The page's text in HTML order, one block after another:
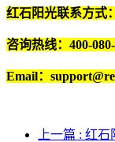
红石阳光联系方式：
咨询热线：400-
Email：
上一篇 : 红石